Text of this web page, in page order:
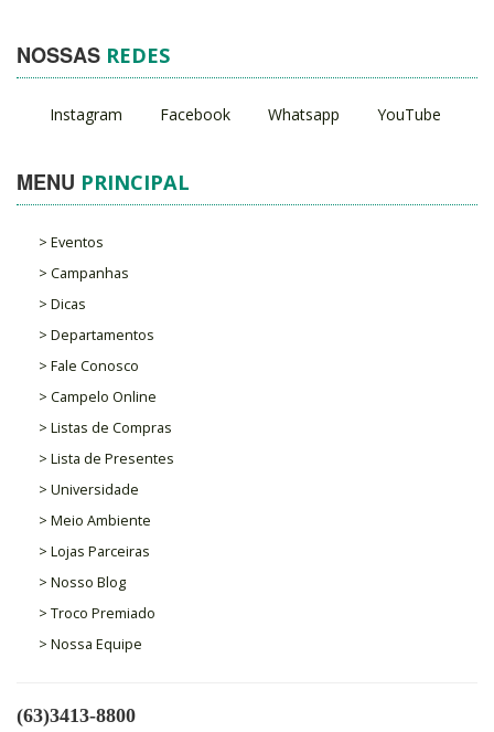
NOSSAS REDES
Instagram Facebook Whatsapp YouTube
MENU PRINCIPAL
> Eventos
> Campanhas
> Dicas
> Departamentos
> Fale Conosco
> Campelo Online
> Listas de Compras
> Lista de Presentes
> Universidade
> Meio Ambiente
> Lojas Parceiras
> Nosso Blog
> Troco Premiado
> Nossa Equipe
(63)3413-8800